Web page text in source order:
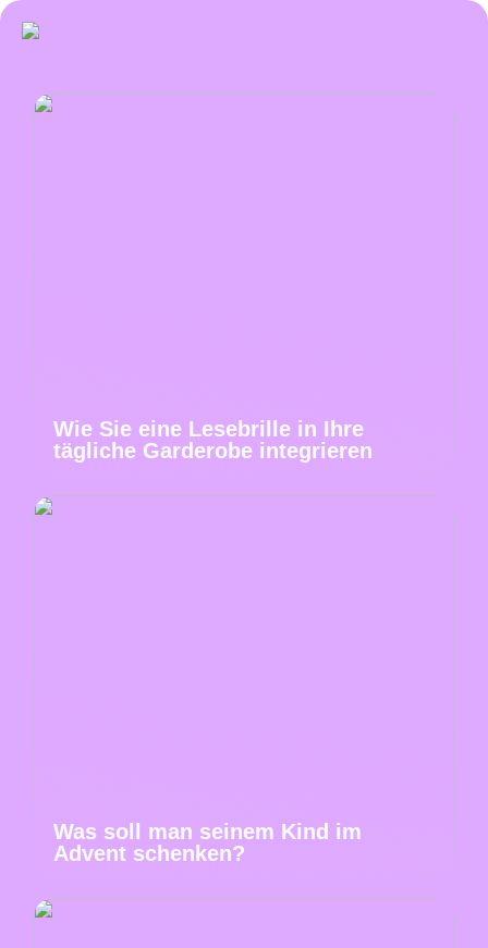
Wie Sie eine Lesebrille in Ihre
tägliche Garderobe integrieren
Was soll man seinem Kind im
Advent schenken?